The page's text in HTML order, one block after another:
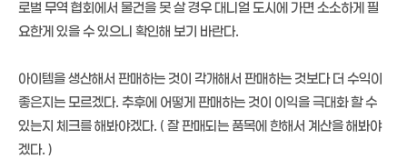
로벌 무역 협회에서 물건을 못 살 경우 대니얼 도시에 가면 소소하게 필
요한게 있을 수 있으니 확인해 보기 바란다.
아이템을 생산해서 판매하는 것이 각개해서 판매하는 것보다 더 수익이
좋은지는 모르겠다. 추후에 어떻게 판매하는 것이 이익을 극대화 할 수
있는지 체크를 해봐야겠다. ( 잘 판매되는 품목에 한해서 계산을 해봐야
겠다. )